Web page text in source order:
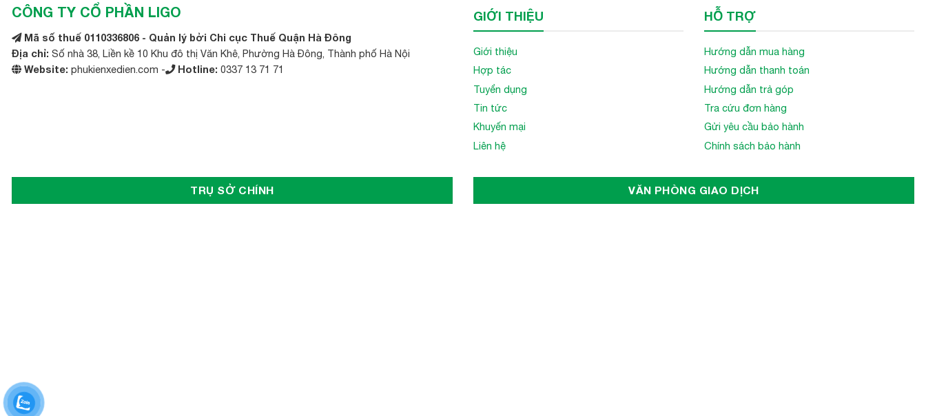
HKBike
Honda
Hyster
JLG
JVCEco
CÔNG TY CỔ PHẦN LIGO
Mã số thuế 0110336806 - Quản lý bởi Chi cục Thuế Quận Hà Đông
Địa chỉ: Số nhà 38, Liền kề 10 Khu đô thị Văn Khê, Phường Hà Đông, Thành phố Hà Nội
Website: phukienxedien.com - Hotline: 0337 13 71 71
GIỚI THIỆU
Giới thiệu
Hợp tác
Tuyển dụng
Tin tức
Khuyến mại
Liên hệ
HỖ TRỢ
Hướng dẫn mua hàng
Hướng dẫn thanh toán
Hướng dẫn trả góp
Tra cứu đơn hàng
Gửi yêu cầu bảo hành
Chính sách bảo hành
TRỤ SỞ CHÍNH VĂN PHÒNG GIAO DỊCH